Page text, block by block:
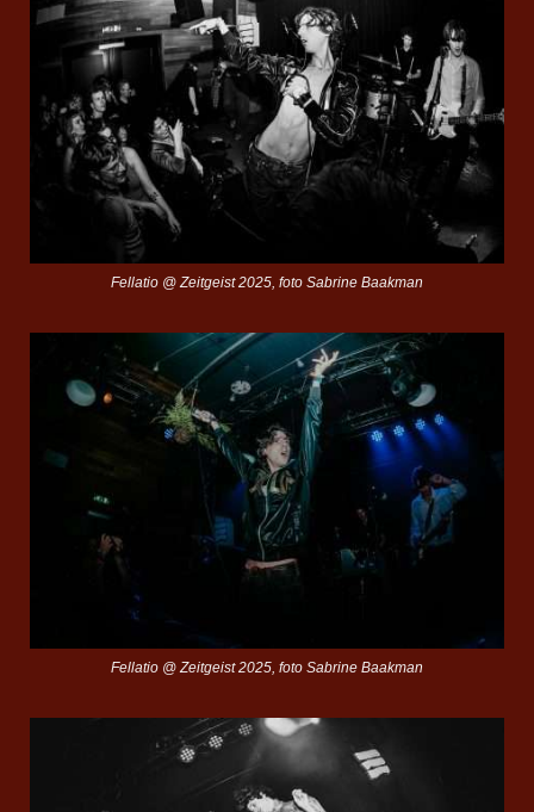
Fellatio @ Zeitgeist 2025, foto Sabrine Baakman
Fellatio @ Zeitgeist 2025, foto Sabrine Baakman